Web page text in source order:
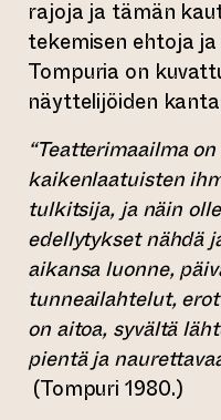
rajoja ja tämän
tekemisen ehtoja
Tompuria on
näyttelijöiden
“Teatterimaailma
kaikenlaatuisten
tulkitsija, ja näin
edellytykset nähdä
aikansa luonne,
tunneailahtelut,
on aitoa, syvältä
pientä ja
(Tompuri 1980.)